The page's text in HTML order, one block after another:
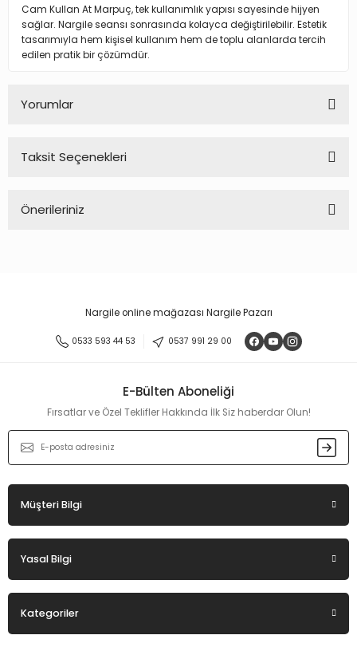
Cam Kullan At Marpuç, tek kullanımlık yapısı sayesinde hijyen
sağlar. Nargile seansı sonrasında kolayca değiştirilebilir. Estetik
tasarımıyla hem kişisel kullanım hem de toplu alanlarda tercih
edilen pratik bir çözümdür.
Yorumlar
Taksit Seçenekleri
Önerileriniz
Ürün resmi kalitesiz, bozuk veya görüntülenemiyor.
Ürün bilgilerinde hatalar bulunuyor.
Ürün fiyatı diğer sitelerden daha pahalı.
Bu ürüne benzer farklı alternatifler olmalı.
Nargile online mağazası Nargile Pazarı
0533 593 44 53 0537 991 29 00
E-Bülten Aboneliği
Fırsatlar ve Özel Teklifler Hakkında İlk Siz haberdar Olun!
Müşteri Bilgi
Yasal Bilgi
Kategoriler